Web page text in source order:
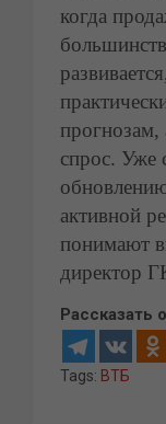
когда
прогнозам,
спрос. Уже
активной
понимают
директор
Рассказать
Tags: ВТБ